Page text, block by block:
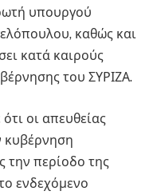
υπουργού
καθώς και
κατά καιρούς
του ΣΥΡΙΖΑ.
οι απευθείας
κυβέρνηση
την περίοδο της
ενδεχόμενο